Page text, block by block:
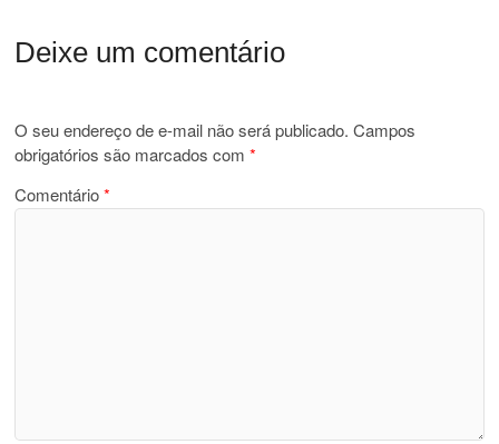
Deixe um comentário
O seu endereço de e-mail não será publicado. Campos
obrigatórios são marcados com*
Comentário*